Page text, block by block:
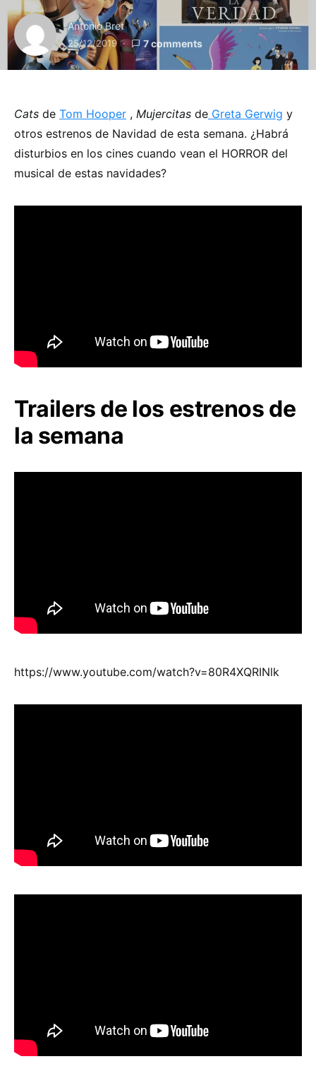
Antonio Bret
25/12/2019 7 comments
Cats de Tom Hooper , Mujercitas de Greta Gerwig y
otros estrenos de Navidad de esta semana. ¿Habrá
disturbios en los cines cuando vean el HORROR del
musical de estas navidades?
Trailers de los estrenos de
la semana
https://www.youtube.com/watch?v=80R4XQRINlk